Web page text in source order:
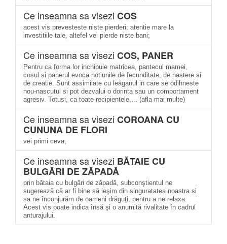
Ce inseamna sa visezi COS
acest vis prevesteste niste pierderi; atentie mare la
investitiile tale, altefel vei pierde niste bani;
Ce inseamna sa visezi COS, PANER
Pentru ca forma lor inchipuie matricea, pantecul mamei,
cosul si panerul evoca notiunile de fecunditate, de nastere si
de creatie. Sunt assimilate cu leaganul in care se odihneste
nou-nascutul si pot dezvalui o dorinta sau un comportament
agresiv. Totusi, ca toate recipientele,... (afla mai multe)
Ce inseamna sa visezi COROANA CU
CUNUNA DE FLORI
vei primi ceva;
Ce inseamna sa visezi BĂTAIE CU
BULGĂRI DE ZĂPADĂ
prin bătaia cu bulgări de zăpadă, subconştientul ne
sugerează că ar fi bine să ieşim din singuratatea noastra si
sa ne înconjurăm de oameni drăguţi, pentru a ne relaxa.
Acest vis poate indica însă şi o anumită rivalitate în cadrul
anturajului.